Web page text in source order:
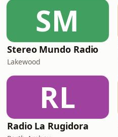
SM
Stereo Mundo Radio
Lakewood
RL
Radio La Rugidora